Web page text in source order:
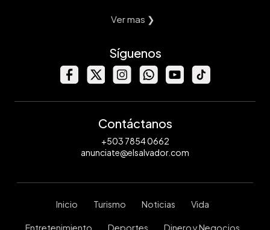
Ver mas ❯
Síguenos
Contáctanos
+503 7854 0662
anunciate@elsalvador.com
Inicio Turismo Noticias Vida
Entretenimiento Deportes Dinero y Negocios